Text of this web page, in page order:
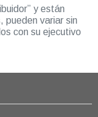
y están
pueden variar sin
con su ejecutivo